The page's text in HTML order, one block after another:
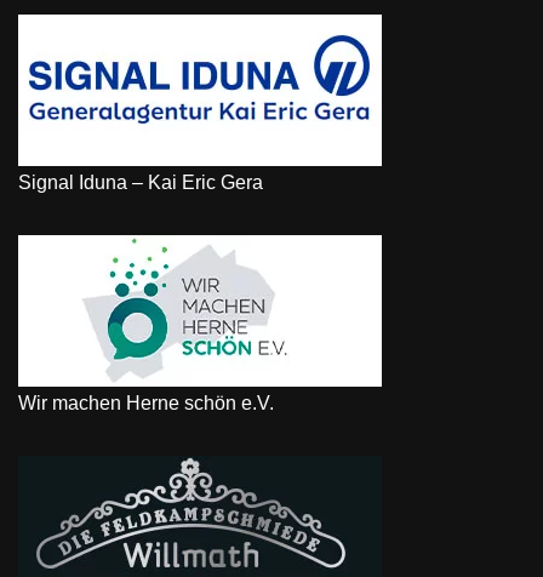
Signal Iduna – Kai Eric Gera
Wir machen Herne schön e.V.